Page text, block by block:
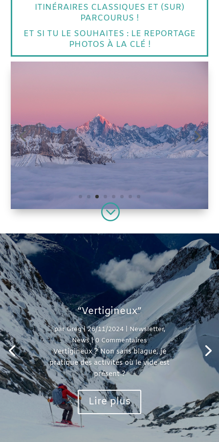
ITINÉRAIRES CLASSIQUES ET (SUR)
PARCOURUS !
ET SI TU LE SOUHAITES : LE REPORTAGE
PHOTOS À LA CLÉ !
;
“Vertigineux”
parGreg|26/11/2024| Newsletter,
News| 0 Commentaires
Vertigineux ? Non sans blague, je
pratique des activités où le vide est
présent ?
Lire plus